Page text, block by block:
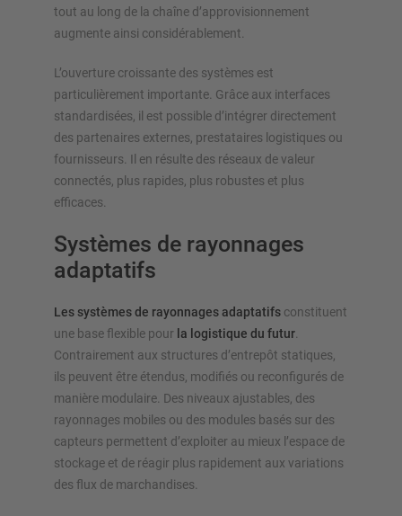
tout au long de la chaîne d’approvisionnement
augmente ainsi considérablement.
L’ouverture croissante des systèmes est
particulièrement importante. Grâce aux interfaces
standardisées, il est possible d’intégrer directement
des partenaires externes, prestataires logistiques ou
fournisseurs. Il en résulte des réseaux de valeur
connectés, plus rapides, plus robustes et plus
efficaces.
Systèmes de rayonnages
adaptatifs
Les systèmes de rayonnages adaptatifs constituent
une base flexible pour la logistique du futur
Contrairement aux structures d’entrepôt statiques,
ils peuvent être étendus, modifiés ou reconfigurés de
manière modulaire. Des niveaux ajustables, des
rayonnages mobiles ou des modules basés sur des
capteurs permettent d’exploiter au mieux l’espace de
stockage et de réagir plus rapidement aux variations
des flux de marchandises.